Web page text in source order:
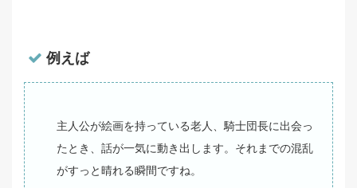
例えば
主人公が絵画を持っている老人、騎士団長に出会っ
たとき、話が一気に動き出します。それまでの混乱
がすっと晴れる瞬間ですね。